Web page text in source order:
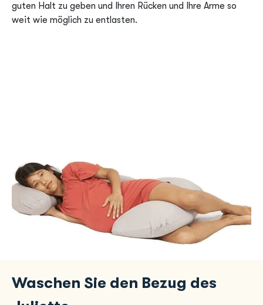
guten Halt zu geben und Ihren Rücken und Ihre Arme so
weit wie möglich zu entlasten.
Waschen Sie den Bezug des